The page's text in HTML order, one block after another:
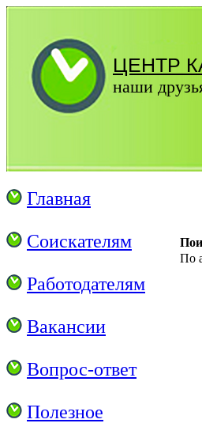
ЦЕНТР
наши
Главная
Соискателям
Работодателям
Вакансии
Вопрос-ответ
Полезное
По